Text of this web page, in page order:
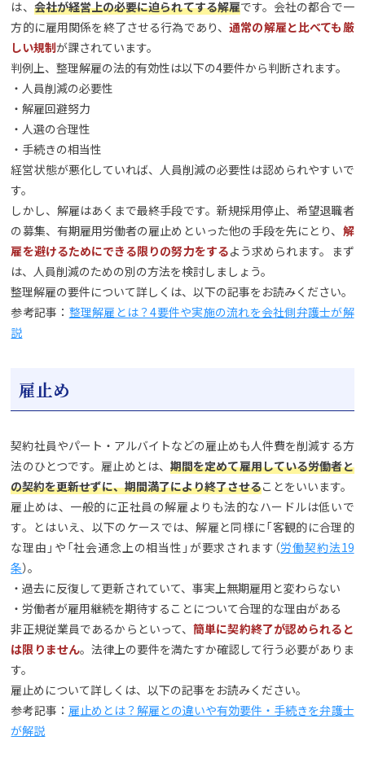
は、 会社が経営上の必要に迫られてする解雇です。会社の都合で一
方的に雇用関係を終了させる行為であり、通常の解雇と比べても厳
しい規制が課されています。
判例上、整理解雇の法的有効性は以下の4要件から判断されます。
・人員削減の必要性
・解雇回避努力
・人選の合理性
・手続きの相当性
経営状態が悪化していれば、人員削減の必要性は認められやすいで
す。
しかし、解雇はあくまで最終手段です。新規採用停止、希望退職者
の募集、有期雇用労働者の雇止めといった他の手段を先にとり、 解
雇を避けるためにできる限りの努力をするよう求められます。まず
は、人員削減のための別の方法を検討しましょう。
整理解雇の要件について詳しくは、以下の記事をお読みください。
参考記事： 整理解雇とは？4要件や実施の流れを会社側弁護士が解
説
雇止め
契約社員やパート・アルバイトなどの雇止めも人件費を削減する方
法のひとつです。雇止めとは、 期間を定めて雇用している労働者と
の契約を更新せずに、期間満了により終了させることをいいます。
雇止めは、一般的に正社員の解雇よりも法的なハードルは低いで
す。とはいえ、以下のケースでは、解雇と同様に「客観的に合理的
な理由」や「社会通念上の相当性」が要求されます（労働契約法19
条）。
・過去に反復して更新されていて、事実上無期雇用と変わらない
・労働者が雇用継続を期待することについて合理的な理由がある
非正規従業員であるからといって、簡単に契約終了が認められると
は限りません。法律上の要件を満たすか確認して行う必要がありま
す。
雇止めについて詳しくは、以下の記事をお読みください。
参考記事： 雇止めとは？解雇との違いや有効要件・手続きを弁護士
が解説